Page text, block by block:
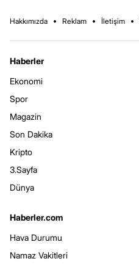
Hakkımızda Reklam İletişim
Haberler
Ekonomi
Spor
Magazin
Son Dakika
Kripto
3.Sayfa
Dünya
Haberler.com
Hava Durumu
Namaz Vakitleri